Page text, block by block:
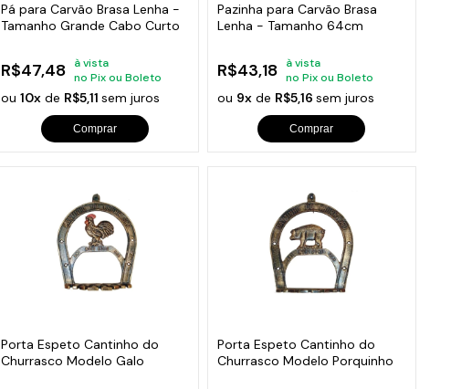
Pá para Carvão Brasa Lenha -
Tamanho Grande Cabo Curto
R$47,48
à vista
no Pix ou Boleto
ou 10xde R$5,11 sem juros
Comprar
Pazinha para Carvão Brasa
Lenha - Tamanho 64cm
R$43,18
à vista
no Pix ou Boleto
ou 9x de R$5,16sem juros
Comprar
Porta Espeto Cantinho do
Churrasco Modelo Galo
Porta Espeto Cantinho do
Churrasco Modelo Porquinho